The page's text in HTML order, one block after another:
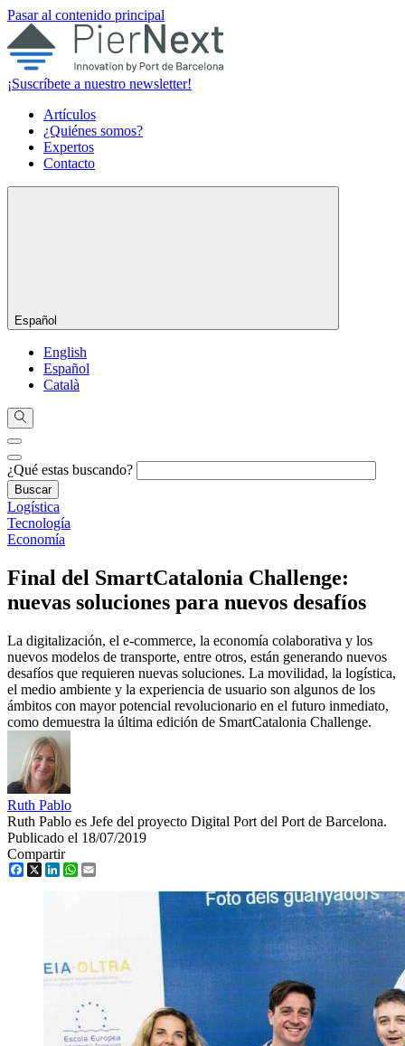
Pasar al contenido principal
¡Suscríbete a nuestro newsletter!
Artículos
¿Quiénes somos?
Expertos
Contacto
Español
English
Español
Català
¿Qué estas buscando?
Logística
Tecnología
Economía
Final del SmartCatalonia Challenge:
nuevas soluciones para nuevos desafíos
La digitalización, el e-commerce, la economía colaborativa y los
nuevos modelos de transporte, entre otros, están generando nuevos
desafíos que requieren nuevas soluciones. La movilidad, la logística,
el medio ambiente y la experiencia de usuario son algunos de los
ámbitos con mayor potencial revolucionario en el futuro inmediato,
como demuestra la última edición de SmartCatalonia Challenge.
Ruth Pablo
Ruth Pablo es Jefe del proyecto Digital Port del Port de Barcelona.
Publicado el 18/07/2019
Compartir
Facebook
X LinkedInWhatsApp